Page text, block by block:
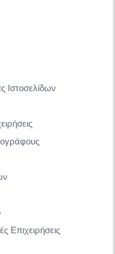
Ιστοσελίδων
Επιχειρήσεις